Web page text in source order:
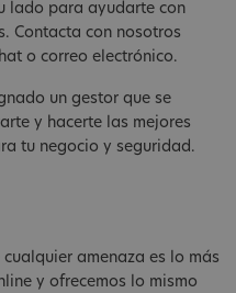
lado para ayudarte con
Contacta con nosotros
o correo electrónico.
un gestor que se
y hacerte las mejores
tu negocio y seguridad.
amenaza es lo más
y ofrecemos lo mismo